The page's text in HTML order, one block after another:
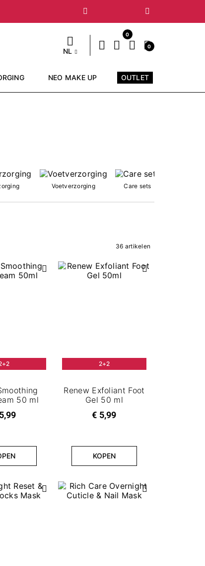
Volgende
NL
0
0
NEO MAKE UP OUTLET
Voetverzorging Care sets
36 artikelen
50 ml
2+2
Renew Exfoliant Foot
Gel 50 ml
€ 5,99
KOPEN